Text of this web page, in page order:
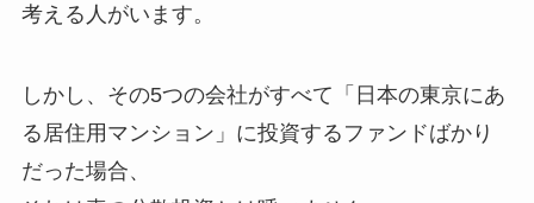
考える人がいます。
しかし、その5つの会社がすべて「日本の東京にあ
る居住用マンション」に投資するファンドばかり
だった場合、